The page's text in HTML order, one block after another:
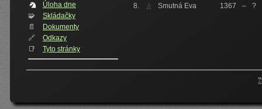
Úloha dne
🧩
Skládačky
📄
Dokumenty
🔗
Odkazy
📑
Tyto stránky
8.
Smutná Eva 1367 – ?